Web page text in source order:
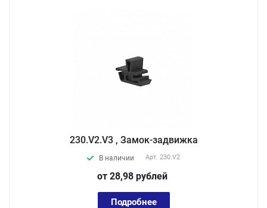
230.V2.V3 , Замок-задвижка
В наличии Арт. 230.V2
от 28,98 рублей
Подробнее